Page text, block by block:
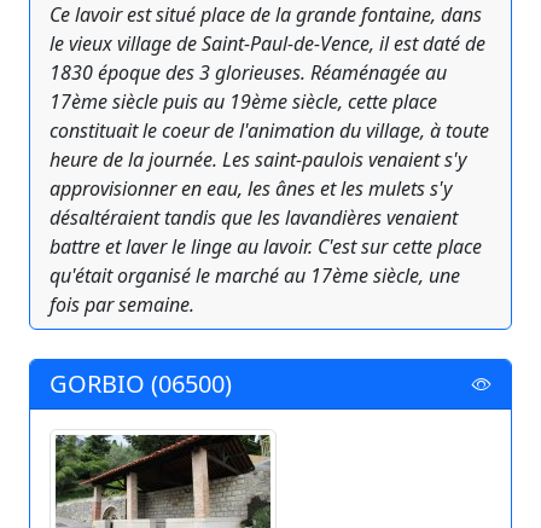
Ce lavoir est situé place de la grande fontaine, dans
le vieux village de Saint-Paul-de-Vence, il est daté de
1830 époque des 3 glorieuses. Réaménagée au
17ème siècle puis au 19ème siècle, cette place
constituait le coeur de l'animation du village, à toute
heure de la journée. Les saint-paulois venaient s'y
approvisionner en eau, les ânes et les mulets s'y
désaltéraient tandis que les lavandières venaient
battre et laver le linge au lavoir. C'est sur cette place
qu'était organisé le marché au 17ème siècle, une
fois par semaine.
GORBIO (06500)